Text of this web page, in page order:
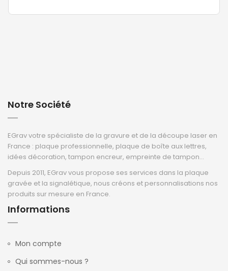
Notre Société
EGrav votre spécialiste de la gravure et de la découpe laser en
France : plaque professionnelle, plaque de boîte aux lettres,
idées décoration, tampon encreur, empreinte de tampon...
Depuis 2011, EGrav vous propose ses services dans la plaque
gravée et la signalétique, nous créons et personnalisations nos
produits sur mesure en France.
Informations
Mon compte
Qui sommes-nous ?